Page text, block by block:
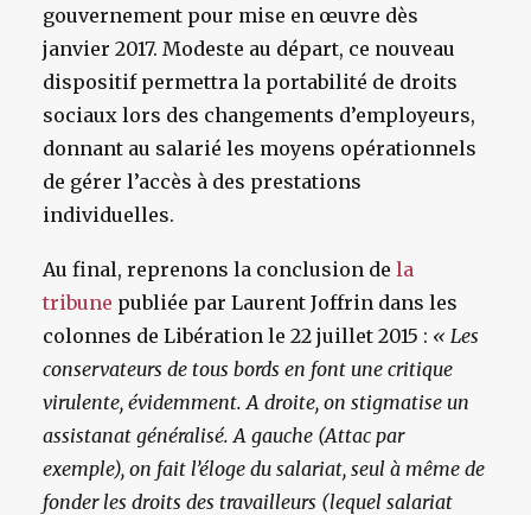
gouvernement pour mise en œuvre dès
janvier 2017. Modeste au départ, ce nouveau
dispositif permettra la portabilité de droits
sociaux lors des changements d’employeurs,
donnant au salarié les moyens opérationnels
de gérer l’accès à des prestations
individuelles.
Au final, reprenons la conclusion de la
tribune publiée par Laurent Joffrin dans les
colonnes de Libération le 22 juillet 2015 : « Les
conservateurs de tous bords en font une critique
virulente, évidemment. A droite, on stigmatise un
assistanat généralisé. A gauche (Attac par
exemple), on fait l’éloge du salariat, seul à même de
fonder les droits des travailleurs (lequel salariat